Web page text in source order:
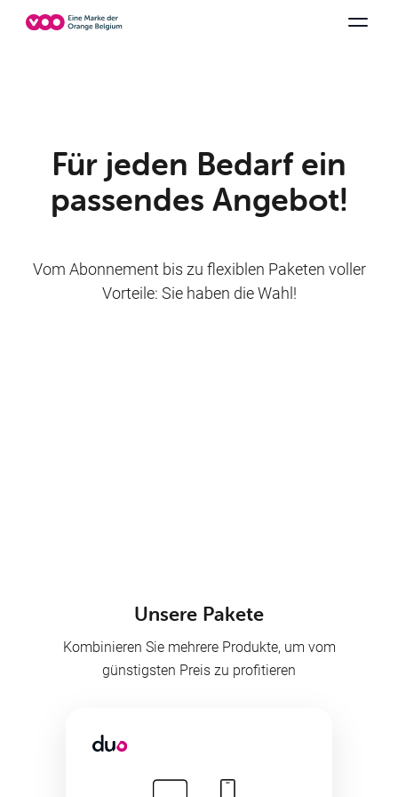
Für jeden Bedarf ein
passendes Angebot!
Vom Abonnement bis zu flexiblen Paketen voller
Vorteile: Sie haben die Wahl!
Unsere Pakete
Kombinieren Sie mehrere Produkte, um vom
günstigsten Preis zu profitieren